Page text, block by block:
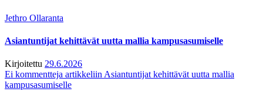
Jethro Ollaranta
Asiantuntijat kehittävät uutta mallia kampusasumiselle
Kirjoitettu 29.6.2026
Ei kommentteja artikkeliin Asiantuntijat kehittävät uutta mallia
kampusasumiselle